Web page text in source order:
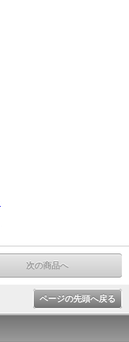
次の商品へ
ページの先頭へ戻る